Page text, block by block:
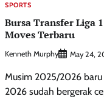
SPORTS
Bursa Transfer Liga
Moves Terbaru
Kenneth Murphy May 24,
Musim 2025/2026 baru
2026 sudah bergerak